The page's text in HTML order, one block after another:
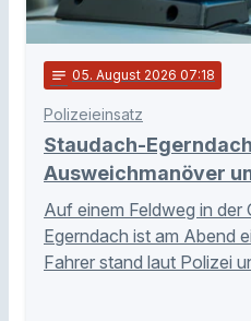
notes 05. August 2026 07:18
Polizeieinsatz
Staudach-
Ausweichmanöver
Auf einem Feldweg in der
Egerndach ist am Abend
Fahrer stand laut Polizei